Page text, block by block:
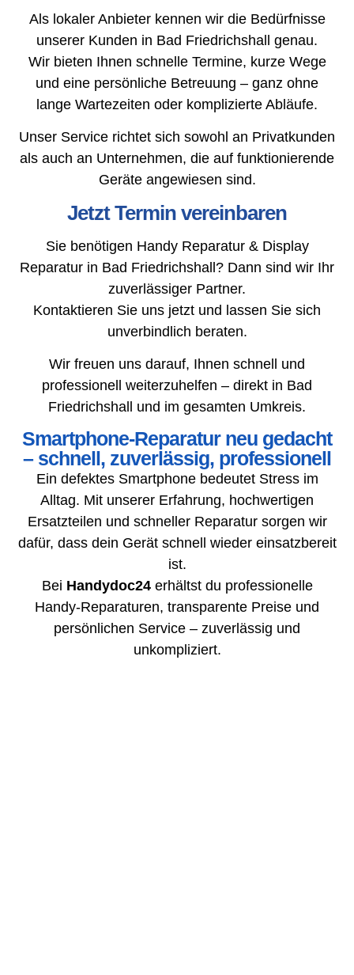
Als lokaler Anbieter kennen wir die Bedürfnisse
unserer Kunden in Bad Friedrichshall genau.
Wir bieten Ihnen schnelle Termine, kurze Wege
und eine persönliche Betreuung – ganz ohne
lange Wartezeiten oder komplizierte Abläufe.
Unser Service richtet sich sowohl an Privatkunden
als auch an Unternehmen, die auf funktionierende
Geräte angewiesen sind.
Jetzt Termin vereinbaren
Sie benötigen Handy Reparatur & Display
Reparatur in Bad Friedrichshall? Dann sind wir Ihr
zuverlässiger Partner.
Kontaktieren Sie uns jetzt und lassen Sie sich
unverbindlich beraten.
Wir freuen uns darauf, Ihnen schnell und
professionell weiterzuhelfen – direkt in Bad
Friedrichshall und im gesamten Umkreis.
Smartphone-Reparatur neu gedacht
– schnell, zuverlässig, professionell
Ein defektes Smartphone bedeutet Stress im
Alltag. Mit unserer Erfahrung, hochwertigen
Ersatzteilen und schneller Reparatur sorgen wir
dafür, dass dein Gerät schnell wieder einsatzbereit
ist.
Bei Handydoc24erhältst du professionelle
Handy-Reparaturen, transparente Preise und
persönlichen Service – zuverlässig und
unkompliziert.